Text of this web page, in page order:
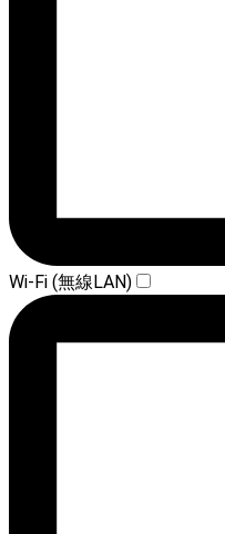
Wi-Fi (無線LAN)